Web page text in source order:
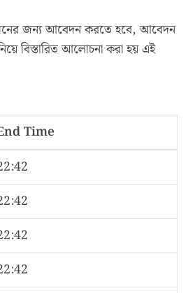
জন্য আবেদন করতে হবে, আবেদন
বিস্তারিত আলোচনা করা হয় এই
Time